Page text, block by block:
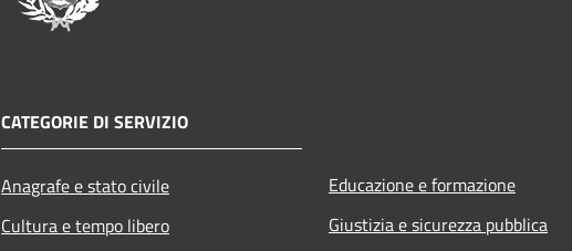
CATEGORIE DI SERVIZIO
Anagrafe e stato civile
Cultura e tempo libero
Educazione e formazione
Giustizia e sicurezza pubblica